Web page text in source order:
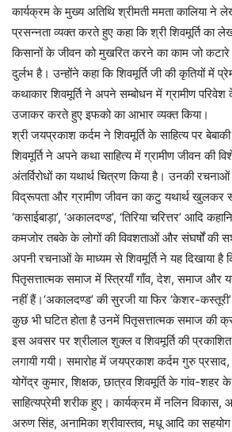
कार्यक्रम के मुख्य अतिथि श्रीमती ममता कालिया ने
प्रसन्नता व्यक्त करते हुए कहा कि श्री शिवमूर्ति का
किसानों के जीवन को मुखरित करने का काम जो
दुर्लभ है। उन्होंने कहा कि शिवमूर्ति जी की कृतियों में
कथाकार शिवमूर्ति ने अपने सम्बोधन में ग्रामीण
उजाकर करते हुए इफको का आभार व्यक्त किया।
श्री जयप्रकाश कर्दम ने शिवमूर्ति के साहित्य पर
शिवमूर्ति ने अपने कथा साहित्य में ग्रामीण जीवन की
अंतर्विरोधों का यथार्थ चित्रण किया है। उनकी
विद्रूपता और ग्रामीण जीवन का कटु यथार्थ खुलकर
‘कसाईबाड़ा’, ‘अकालदण्ड’, ‘तिरिया चरित्तर’ आदि
कमजोर तबके के लोगों की विवशताओं और संघर्षों की
अपनी रचनाओं के माध्यम से शिवमूर्ति ने यह दिखाया है
पितृसत्तात्मक समाज में स्त्रियाँ गाँव, देश, समाज और
नहीं हैं।‘अकालदण्ड’ की सुरजी या फिर ‘केशर-
कुछ भी घटित होता है उनमें पितृसत्तात्मक समाज की
इस अवसर पर श्रीलाल शुक्ल व शिवमूर्ति की प्रकाशित
लगायी गयी। समारोह में जयप्रकाश कर्दम गुरु प्रसाद,
योगेंद्र कुमार, शिक्षक, छात्रव शिवमूर्ति के गांव-शहर
साहित्यप्रेमी शरीक हुए। कार्यक्रम में नलिन विकास,
अरुण सिंह, अनामिका श्रीवास्तव, मधू आदि का सहयोग